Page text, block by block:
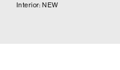
Interior: NEW